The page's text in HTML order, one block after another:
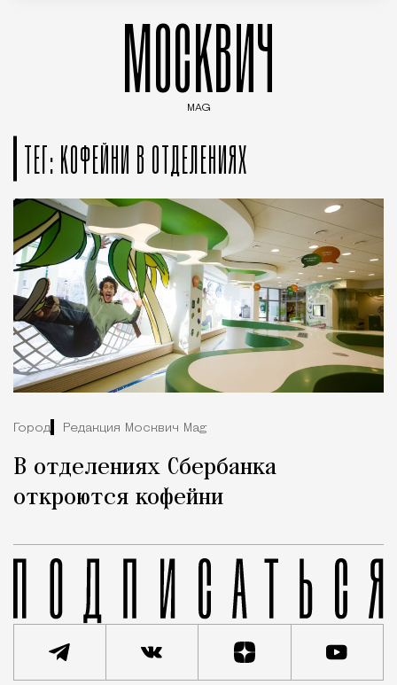
МОСКВИЧ
MAG
ТЕГ: КОФЕЙНИ В ОТДЕЛЕНИЯХ
Город Редакция Москвич Mag
В отделениях Сбербанка
откроются кофейни